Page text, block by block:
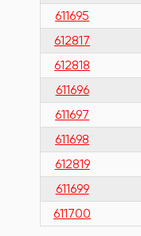
611695
612817
612818
611696
611697
611698
612819
611699
611700